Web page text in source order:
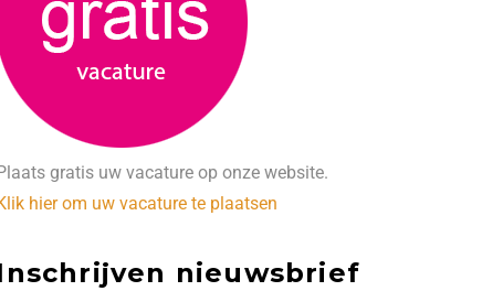
gratis uw vacature op onze website.
hier om uw vacature te plaatsen
nieuwsbrief